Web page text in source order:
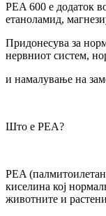
PEA 600 е додаток
етаноламид,
Придонесува за
нервниот систем,
и намалување на
Што е PEA?
PEA
киселина кој
животните и